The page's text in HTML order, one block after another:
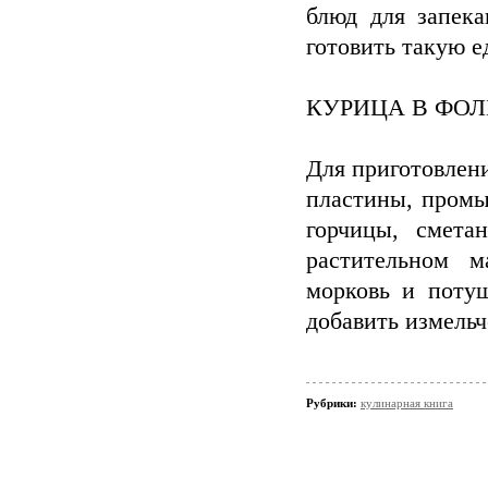
блюд для
готовить такую
КУРИЦА В
Для
пластины,
горчицы,
растительном
морковь и
добавить
Рубрики: кулинарная книга